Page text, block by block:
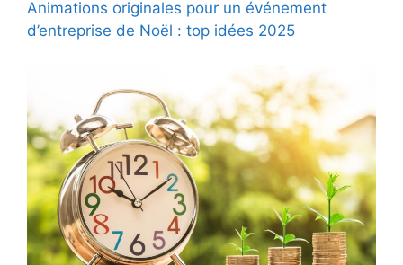
Animations originales pour un événement
d’entreprise de Noël : top idées 2025